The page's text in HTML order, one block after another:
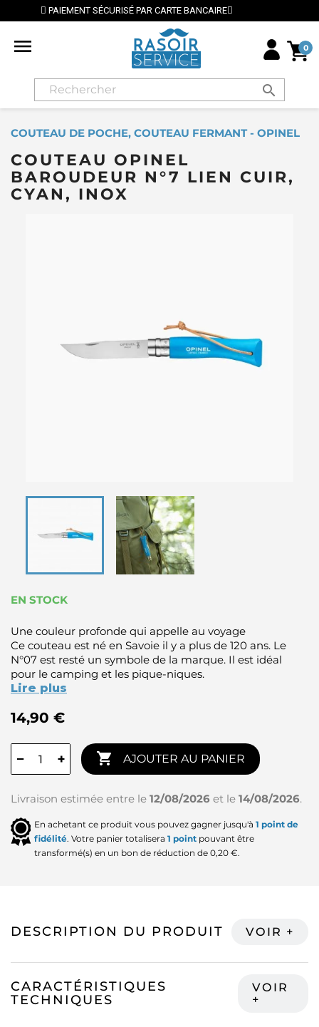
SÉCURISÉ PAR CARTE BANCAIRE
 0
search
COUTEAU DE POCHE, COUTEAU FERMANT - OPINEL
COUTEAU OPINEL
BAROUDEUR N°7 LIEN CUIR,
CYAN, INOX
EN STOCK
Une couleur profonde qui appelle au voyage
Ce couteau est né en Savoie il y a plus de 120 ans. Le
N°07 est resté un symbole de la marque. Il est idéal
pour le camping et les pique-niques.
Lire plus
14,90 €
− +  AJOUTER AU PANIER
Livraison estimée entre le 12/08/2026 et le 14/08/2026.
En achetant ce produit vous pouvez gagner jusqu'à 1 point de
fidélité. Votre panier totalisera 1 point pouvant être
transformé(s) en un bon de réduction de 0,20 €.
DESCRIPTION DU PRODUIT
CARACTÉRISTIQUES
TECHNIQUES